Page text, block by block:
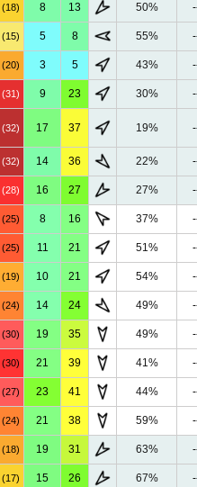
(18) 8 13 50%
(15) 5 8 55%
(20) 3 5 43%
(31) 9 23 30%
(32) 17 37 19%
(32) 14 36 22%
(28) 16 27 27%
(25) 8 16 37%
(25) 11 21 51%
(19) 10 21 54%
(24) 14 24 49%
(30) 19 35 49%
(30) 21 39 41%
(27) 23 41 44%
(24) 21 38 59%
(18) 19 31 63%
(17) 15 26 67%